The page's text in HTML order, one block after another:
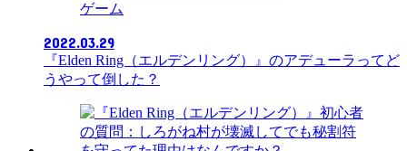
ゲーム
2022.03.29
『Elden Ring（エルデンリング）』のアデューラってど
うやって倒した？